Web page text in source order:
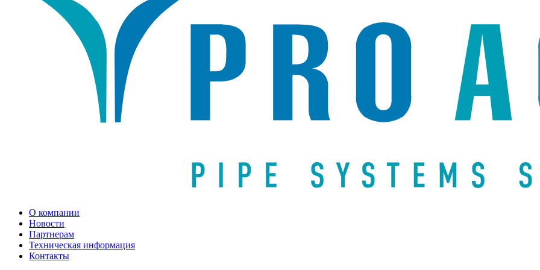
О компании
Новости
Партнерам
Техническая информация
Контакты